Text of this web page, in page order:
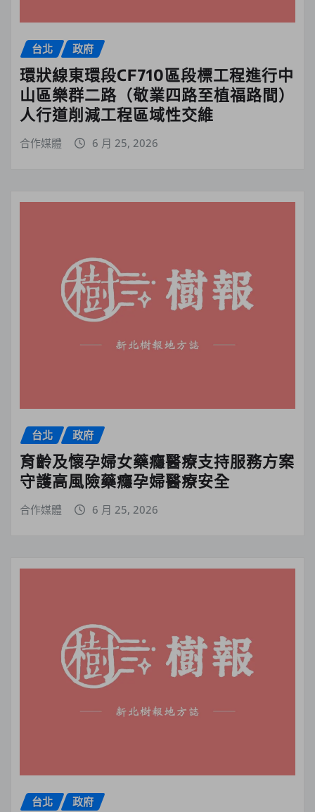
台北 政府
環狀線東環段CF710區段標工程進行中
山區樂群二路（敬業四路至植福路間）
人行道削減工程區域性交維
合作媒體 6 月 25, 2026
台北 政府
育齡及懷孕婦女藥癮醫療支持服務方案
守護高風險藥癮孕婦醫療安全
合作媒體 6 月 25, 2026
台北 政府